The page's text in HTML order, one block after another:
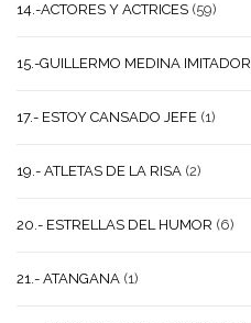
14.-ACTORES Y ACTRICES (59)
15.-GUILLERMO MEDINA IMITADOR
17.- ESTOY CANSADO JEFE (1)
19.- ATLETAS DE LA RISA (2)
20.- ESTRELLAS DEL HUMOR (6)
21.- ATANGANA (1)